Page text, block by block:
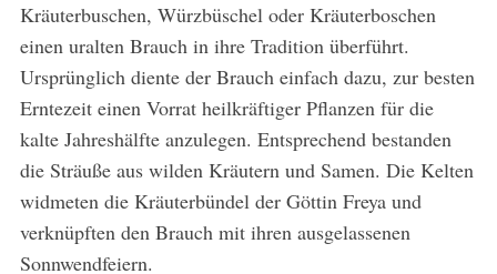
Kräuterbuschen, Würzbüschel oder Kräuterboschen
einen uralten Brauch in ihre Tradition überführt.
Ursprünglich diente der Brauch einfach dazu, zur besten
Erntezeit einen Vorrat heilkräftiger Pflanzen für die
kalte Jahreshälfte anzulegen. Entsprechend bestanden
die Sträuße aus wilden Kräutern und Samen. Die Kelten
widmeten die Kräuterbündel der Göttin Freya und
verknüpften den Brauch mit ihren ausgelassenen
Sonnwendfeiern.